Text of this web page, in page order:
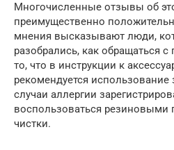
Многочисленные отзывы об
преимущественно
мнения высказывают люди,
разобрались, как обращаться
то, что в инструкции к
рекомендуется
случаи аллергии
воспользоваться резиновыми
чистки.